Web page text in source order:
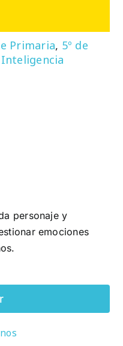
Primaria, 5º de
Inteligencia
personaje y
emociones